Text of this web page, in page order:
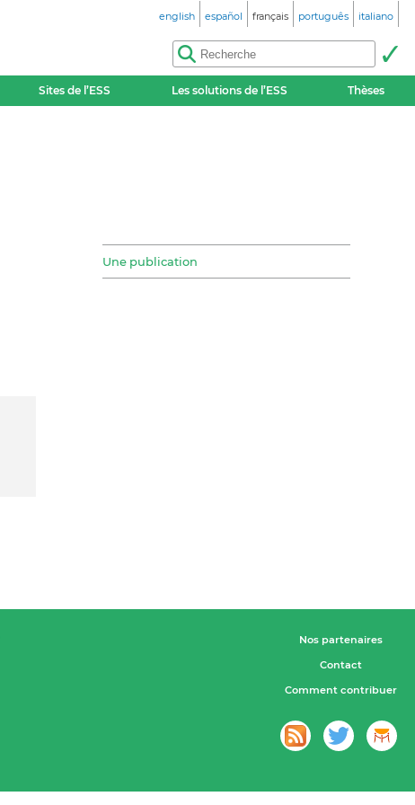
english español français português italiano
Sites de l’ESS Les solutions de l’ESS Thèses
Une publication
Nos partenaires
Contact
Comment contribuer